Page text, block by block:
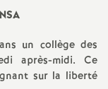
n
s
un collège des
après-midi. Ce
sur la liberté